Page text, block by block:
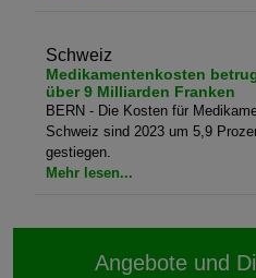
Schweiz
Medikamentenkosten
über 9 Milliarden Franken
BERN - Die Kosten für
Schweiz sind 2023 um 5,9
gestiegen.
Mehr lesen...
Angebote und